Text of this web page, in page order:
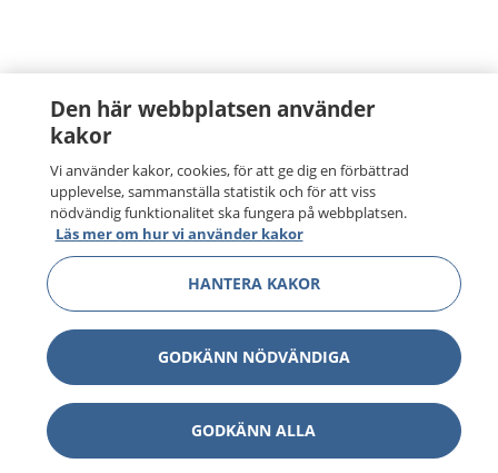
Den här webbplatsen använder
kakor
Vi använder kakor, cookies, för att ge dig en förbättrad
upplevelse, sammanställa statistik och för att viss
nödvändig funktionalitet ska fungera på webbplatsen.
Läs mer om hur vi använder kakor
HANTERA KAKOR
GODKÄNN NÖDVÄNDIGA
GODKÄNN ALLA